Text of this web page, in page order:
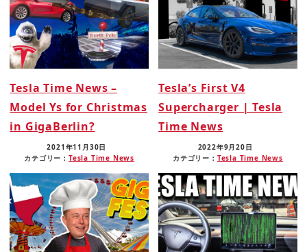
Tesla Time News –
Model Ys for Christmas
in GigaBerlin?
2021年11月30日
カテゴリー： Tesla Time News
Tesla’s First V4
Supercharger | Tesla
Time News
2022年9月20日
カテゴリー： Tesla Time News